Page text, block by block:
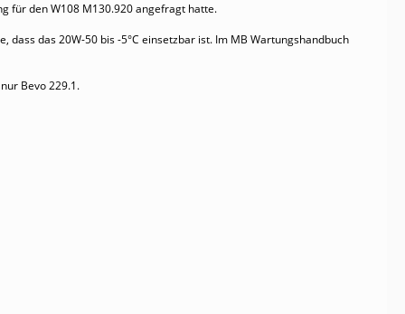
für den W108 M130.920 angefragt hatte.
das 20W-50 bis -5°C einsetzbar ist. Im MB Wartungshandbuch
Bevo 229.1.